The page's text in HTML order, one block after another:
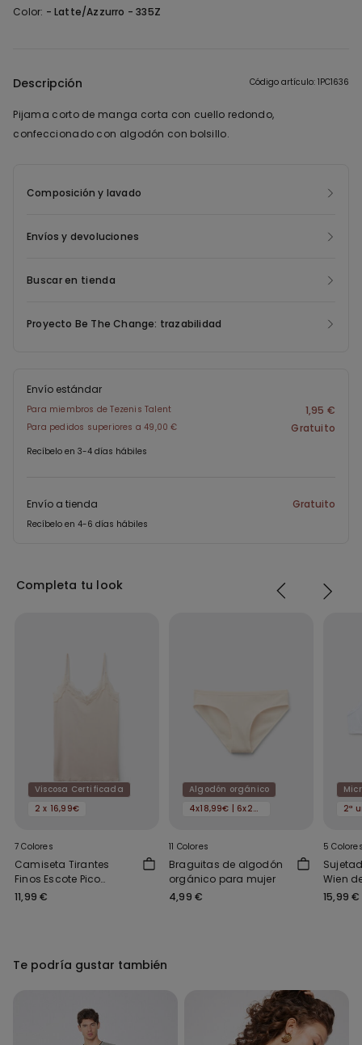
Color: -Latte/Azzurro - 335Z
Descripción Código artículo: 1PC1636
Pijama corto de manga corta con cuello redondo,
confeccionado con algodón con bolsillo.
Composición y lavado
Envíos y devoluciones
Buscar en tienda
Proyecto Be The Change: trazabilidad
Envío estándar
Para miembros de Tezenis Talent 1,95 €
Para pedidos superiores a 49,00 € Gratuito
Recíbelo en 3-4 días hábiles
Envío a tienda Gratuito
Recíbelo en 4-6 días hábiles
Completa tu look
Viscosa Certificada
2 x 16,99€
7 Colores
Camiseta Tirantes
Finos Escote Pico
Viscosa Encaje
11,99 €
Algodón orgánico
4x18,99€ | 6x24,99€
11 Colores
Braguitas de algodón
orgánico para mujer
4,99 €
5
Wien
15,99 €
Te podría gustar también